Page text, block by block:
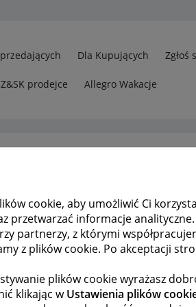
cookie, aby umożliwić Ci
przetwarzać informacje
partnerzy, z którymi
z plików cookie. Po akceptacji
plików cookie wyrażasz
klikając wUstawienia plików
Dla Kupujących Zgłoś
prodejce Allegro Wakacje
Sprzedaż z konta prywatnego a
POPRZEDNIA